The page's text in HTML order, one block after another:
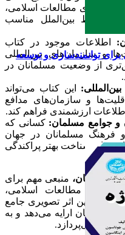
رشته‌های مطالعات اسلامی،
و روابط بین‌الملل مناسب
اطلاعات موجود در کتاب
و سازمان‌های بین‌المللی
از وضعیت مسلمانان در
این کتاب می‌تواند
و سازمان‌های مدافع
ارزشمندی فراهم کند.
و جوامع مسلمان: کسانی که
فرهنگ مسلمانان در جهان
برای شناخت بهتر پراکندگی
ببرند.
جهان، منبعی مهم برای
به مطالعات اسلامی،
است. این اثر تصویری جامع
جهان ارایه می‌دهد و به
ان‌ها می‌پردازد.
برای توانمندسازی و توسعه